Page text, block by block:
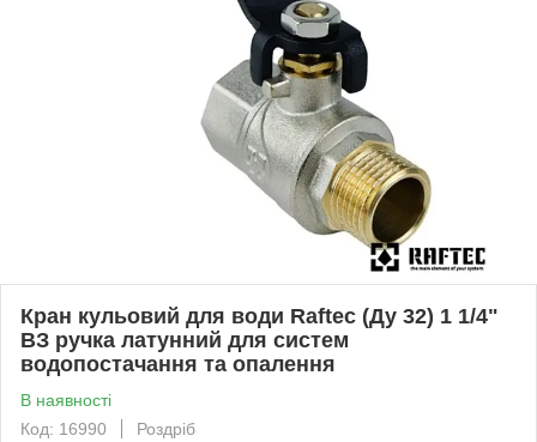
Кран кульовий для води Raftec (Ду 32) 1 1/4"
ВЗ ручка латунний для систем
водопостачання та опалення
В наявності
Код: 16990
Роздріб